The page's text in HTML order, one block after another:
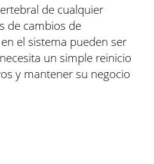
de cualquier
de cambios de
el sistema pueden ser
un simple reinicio
y mantener su negocio